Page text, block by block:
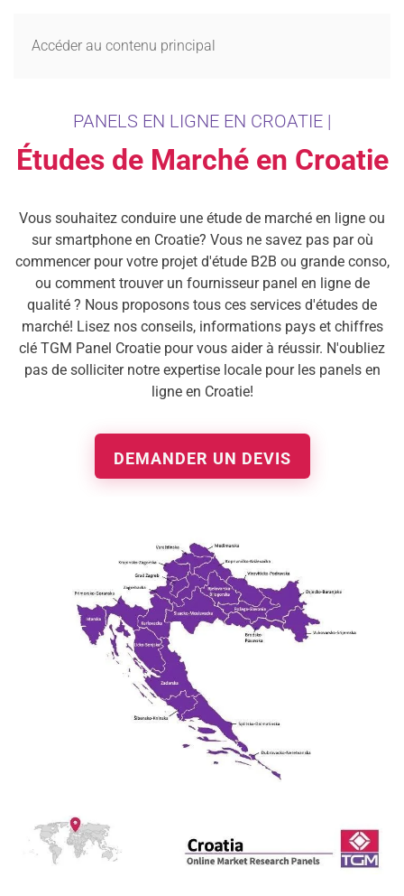
Accéder au contenu principal
PANELS EN LIGNE EN CROATIE |
Études de Marché en Croatie
Vous souhaitez conduire une étude de marché en ligne ou
sur smartphone en Croatie? Vous ne savez pas par où
commencer pour votre projet d'étude B2B ou grande conso,
ou comment trouver un fournisseur panel en ligne de
qualité ? Nous proposons tous ces services d'études de
marché! Lisez nos conseils, informations pays et chiffres
clé TGM Panel Croatie pour vous aider à réussir. N'oubliez
pas de solliciter notre expertise locale pour les panels en
ligne en Croatie!
DEMANDER UN DEVIS